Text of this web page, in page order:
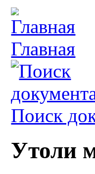
Главная
Поиск
Утоли